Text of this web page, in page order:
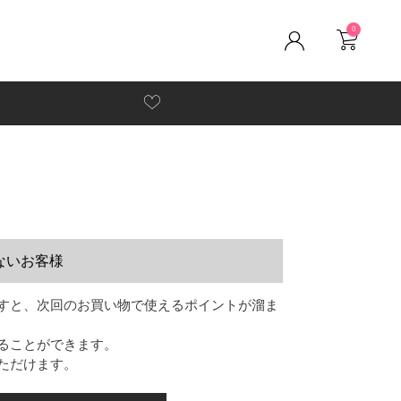
0
いお客様
と、次回のお買い物で使えるポイントが溜ま
ことができます。
だけます。